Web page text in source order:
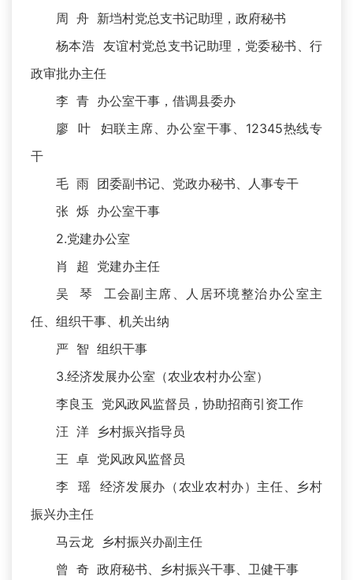
周 舟 新垱村党总支书记助理，政府秘书
杨本浩 友谊村党总支书记助理，党委秘书、行
政审批办主任
李 青 办公室干事，借调县委办
廖 叶 妇联主席、办公室干事、12345热线专
干
毛 雨 团委副书记、党政办秘书、人事专干
张 烁 办公室干事
2.党建办公室
肖 超 党建办主任
吴 琴 工会副主席、人居环境整治办公室主
任、组织干事、机关出纳
严 智 组织干事
3.经济发展办公室（农业农村办公室）
李良玉 党风政风监督员，协助招商引资工作
汪 洋 乡村振兴指导员
王 卓 党风政风监督员
李 瑶 经济发展办（农业农村办）主任、乡村
振兴办主任
马云龙 乡村振兴办副主任
曾 奇 政府秘书、乡村振兴干事、卫健干事